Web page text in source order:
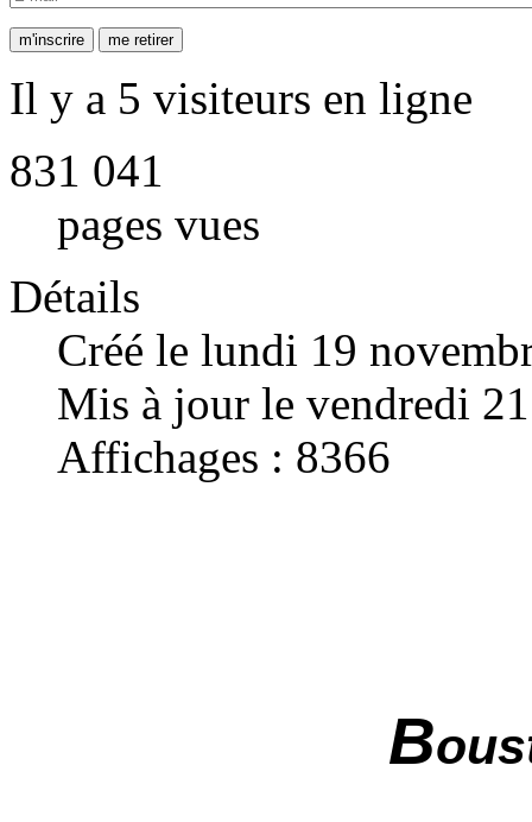
Il y a 5 visiteurs en ligne
831 041
pages vues
Détails
Créé le lundi 19
Mis à jour le vendredi
Affichages : 8366
B